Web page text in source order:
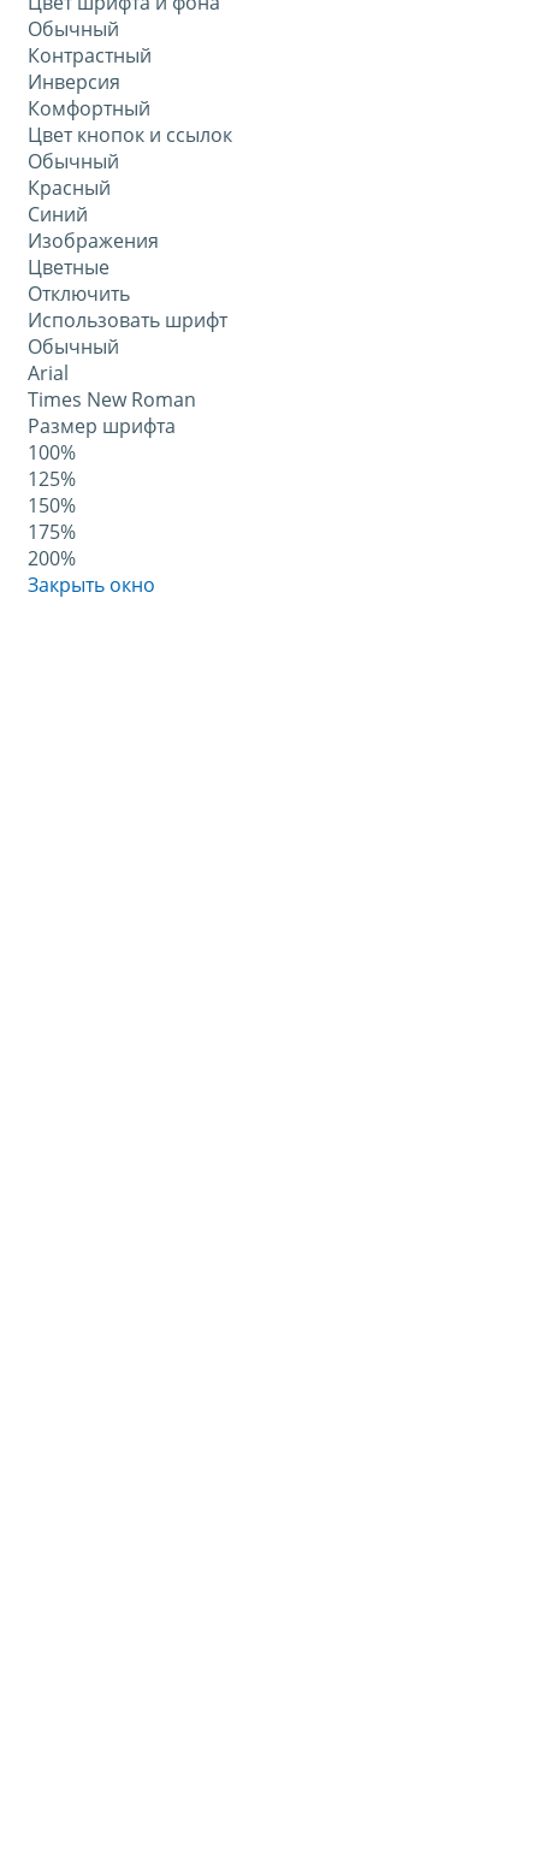
Обычный
Контрастный
Инверсия
Комфортный
Цвет кнопок и ссылок
Обычный
Красный
Синий
Изображения
Цветные
Отключить
Использовать шрифт
Обычный
Arial
Times New Roman
Размер шрифта
100%
125%
150%
175%
200%
Закрыть окно